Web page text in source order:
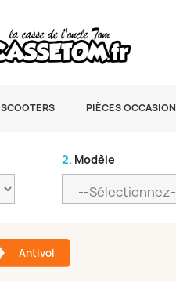
SCOOTERS PIÈCES OCCASION
2. Modèle
Antivol